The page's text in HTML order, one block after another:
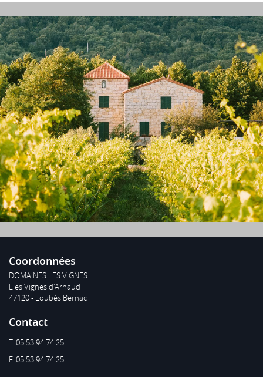
Coordonnées
DOMAINES LES VIGNES
Lles Vignes d'Arnaud
47120 - Loubès Bernac
Contact
T. 05 53 94 74 25
F. 05 53 94 74 25